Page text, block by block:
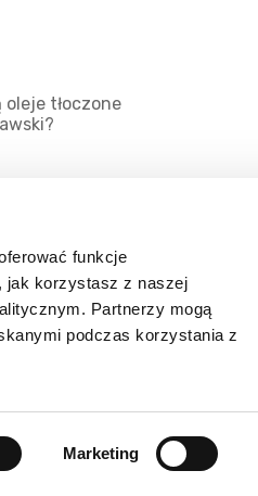
funkcje
jak korzystasz z naszej
Partnerzy mogą
podczas korzystania z
Marketing
tłoczone
Kategorie
Kontakt
Zaloguj się